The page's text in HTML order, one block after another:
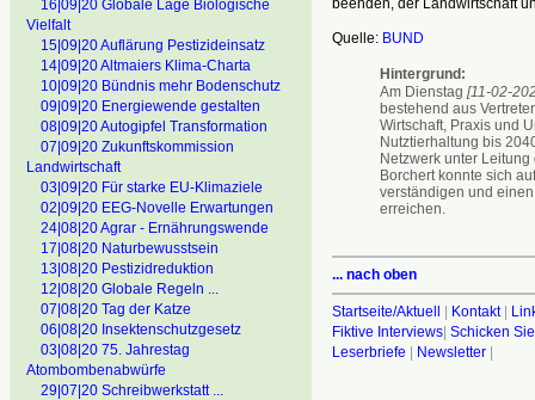
16|09|20 Globale Lage Biologische
Vielfalt
15|09|20 Auflärung Pestizideinsatz
14|09|20 Altmaiers Klima-Charta
10|09|20 Bündnis mehr Bodenschutz
09|09|20 Energiewende gestalten
08|09|20 Autogipfel Transformation
07|09|20 Zukunftskommission
Landwirtschaft
03|09|20 Für starke EU-Klimaziele
02|09|20 EEG-Novelle Erwartungen
24|08|20 Agrar - Ernährungswende
17|08|20 Naturbewusstsein
13|08|20 Pestizidreduktion
12|08|20 Globale Regeln ...
07|08|20 Tag der Katze
06|08|20 Insektenschutzgesetz
03|08|20 75. Jahrestag
Atombombenabwürfe
29|07|20 Schreibwerkstatt ...
beenden, der Landwirtschaft
Quelle: BUND
Hintergrund:
Am Dienstag [11-02-
bestehend aus
Wirtschaft, Praxis und
Nutztierhaltung bis
Netzwerk unter
Borchert konnte sich
verständigen und
erreichen.
... nach oben
Startseite/Aktuell | Kontakt|
Fiktive Interviews| Schicken
Leserbriefe | Newsletter|